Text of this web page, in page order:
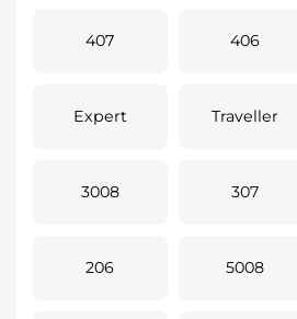
407 406
Expert Traveller
3008 307
206 5008